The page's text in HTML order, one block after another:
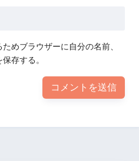
めブラウザーに自分の名前、
存する。